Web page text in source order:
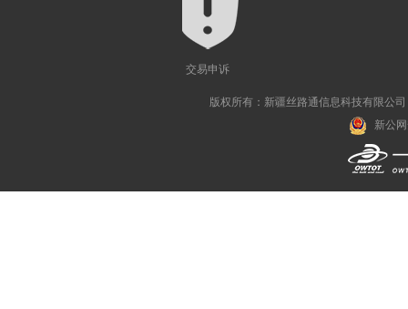
交易申诉
版权所有：新疆丝路通信息科技有限
新公